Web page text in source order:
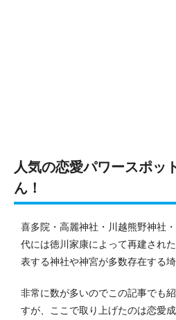
人気の恋愛パワースポッ
ん！
喜多院・高麗神社・川越熊野神社
代には徳川家康によって再建され
表する神社や神宮が多数存在する埼
非常に数が多いのでこの記事でも
すが、ここで取り上げたのは恋愛